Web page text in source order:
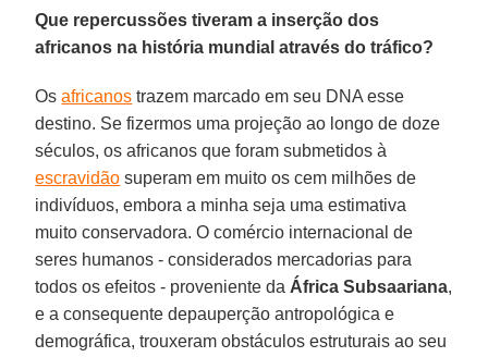
Que repercussões tiveram a inserção dos
africanos na história mundial através do tráfico?
Osafricanos trazem marcado em seu DNA esse
destino. Se fizermos uma projeção ao longo de doze
séculos, os africanos que foram submetidos à
escravidão superam em muito os cem milhões de
indivíduos, embora a minha seja uma estimativa
muito conservadora. O comércio internacional de
seres humanos - considerados mercadorias para
todos os efeitos - proveniente da África Subsaariana,
e a consequente depauperção antropológica e
demográfica, trouxeram obstáculos estruturais ao seu